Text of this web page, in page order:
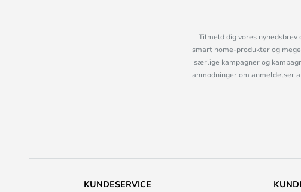
Tilmeld dig vores
smart home-produkter og
særlige kampagner og
anmodninger om anmeldelser
KUNDESERVICE